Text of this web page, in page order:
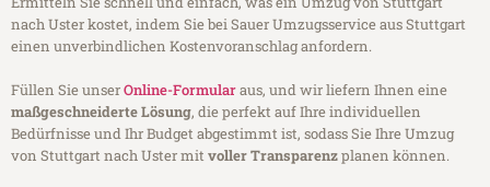
nach Uster kostet, indem Sie bei Sauer Umzugsservice aus Stuttgart
einen unverbindlichen Kostenvoranschlag anfordern.
Füllen Sie unserOnline-Formularaus, und wir liefern Ihnen eine
maßgeschneiderte Lösung, die perfekt auf Ihre individuellen
Bedürfnisse und Ihr Budget abgestimmt ist, sodass Sie Ihre Umzug
von Stuttgart nach Uster mitvoller Transparenzplanen können.